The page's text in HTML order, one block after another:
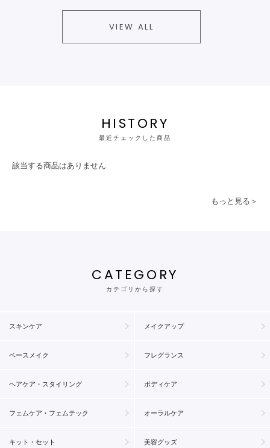
VIEW ALL
HISTORY
最近チェックした商品
該当する商品はありません
もっと見る＞
CATEGORY
カテゴリから探す
スキンケア メイクアップ
ベースメイク フレグランス
ヘアケア・スタイリング ボディケア
フェムケア・フェムテック オーラルケア
キット・セット 美容グッズ